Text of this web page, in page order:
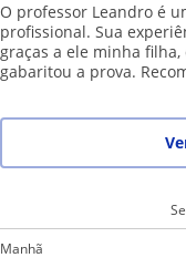
O professor Leandro é
profissional. Sua
graças a ele minha
gabaritou a prova.
Se
Manhã